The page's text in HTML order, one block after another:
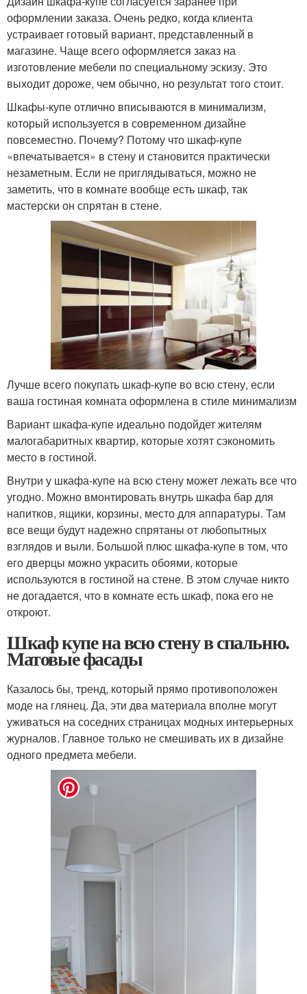
оформлении заказа. Очень редко, когда клиента
устраивает готовый вариант, представленный в
магазине. Чаще всего оформляется заказ на
изготовление мебели по специальному эскизу. Это
выходит дороже, чем обычно, но результат того стоит.
Шкафы-купе отлично вписываются в минимализм,
который используется в современном дизайне
повсеместно. Почему? Потому что шкаф-купе
«впечатывается» в стену и становится практически
незаметным. Если не приглядываться, можно не
заметить, что в комнате вообще есть шкаф, так
мастерски он спрятан в стене.
Лучше всего покупать шкаф-купе во всю стену, если
ваша гостиная комната оформлена в стиле минимализм
Вариант шкафа-купе идеально подойдет жителям
малогабаритных квартир, которые хотят сэкономить
место в гостиной.
Внутри у шкафа-купе на всю стену может лежать все что
угодно. Можно вмонтировать внутрь шкафа бар для
напитков, ящики, корзины, место для аппаратуры. Там
все вещи будут надежно спрятаны от любопытных
взглядов и выли. Большой плюс шкафа-купе в том, что
его дверцы можно украсить обоями, которые
используются в гостиной на стене. В этом случае никто
не догадается, что в комнате есть шкаф, пока его не
откроют.
Шкаф купе на всю стену в спальню.
Матовые фасады
Казалось бы, тренд, который прямо противоположен
моде на глянец. Да, эти два материала вполне могут
уживаться на соседних страницах модных интерьерных
журналов. Главное только не смешивать их в дизайне
одного предмета мебели.